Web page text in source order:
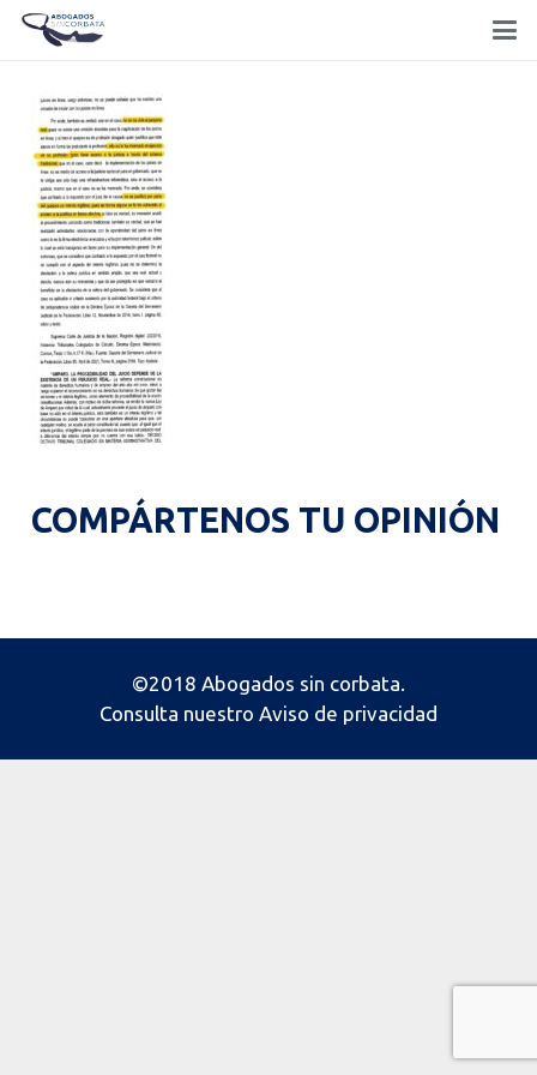
COMPÁRTENOS TU OPINIÓN
©2018 Abogados sin corbata.
Consulta nuestro Aviso de privacidad